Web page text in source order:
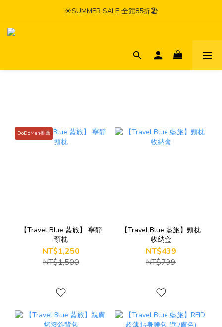
☀️SUMMER SALE 全館85折🏖️
DoDoMen推薦
【Travel Blue 藍旅】 寧靜
頸枕
NT$1,250
NT$1,500
【Travel Blue 藍旅】頸枕
收納盒
NT$439
NT$799